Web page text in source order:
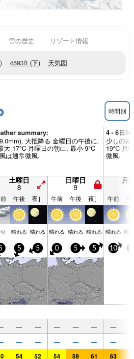
雪の歴史 リゾート情報
4593ft (下) 天気図
時間別
summary:
大抵降る 金曜日の午後に.
大 17°C 月曜日の朝に, 最小 9°C
は通常微風.
4 - 6日
少しの
19°C 月
微風.
土曜日
8
日曜日
9
月
午後 夜］ 午前 午後 夜］ 午前 午
晴れる 晴れる 晴れる 晴れる 晴れる 晴れる 晴
5 5 0 5 5 10
— — — — — —
— — — — — —
54 52 54 59 61 63